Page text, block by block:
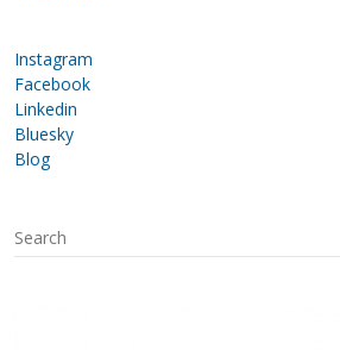
Instagram
Facebook
Linkedin
Bluesky
Blog
S
e